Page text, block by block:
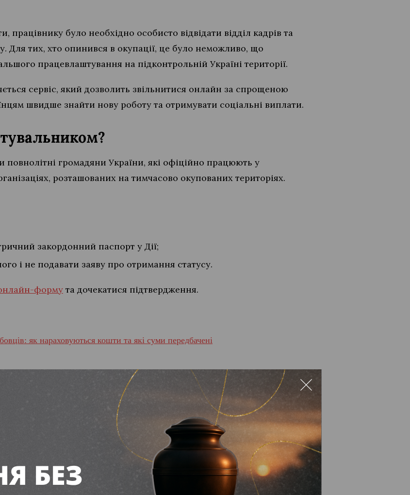
працівнику було необхідно особисто відвідати відділ кадрів та
Для тих, хто опинився в окупації, це було неможливо, що
працевлаштування на підконтрольній Україні території.
сервіс, який дозволить звільнитися онлайн за спрощеною
швидше знайти нову роботу та отримувати соціальні виплати.
повнолітні громадяни України, які офіційно працюють у
розташованих на тимчасово окупованих територіях.
закордонний паспорт у Дії;
і не подавати заяву про отримання статусу.
форму та дочекатися підтвердження.
як нараховуються кошти та які суми передбачені
ситуацію змінили маршрути